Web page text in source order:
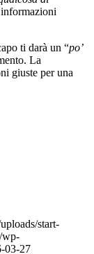
ti darà un “po’
La
giuste per una
start-
/wp-
03-27